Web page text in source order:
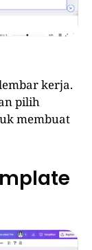
kerja.
pilih
membuat